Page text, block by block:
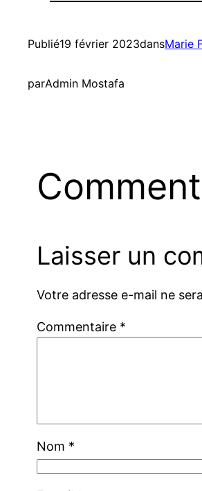
Publié19 février 2023dansMarie
parAdmin Mostafa
Laisser un
Votre adresse e-mail ne
Commentaire *
Nom *